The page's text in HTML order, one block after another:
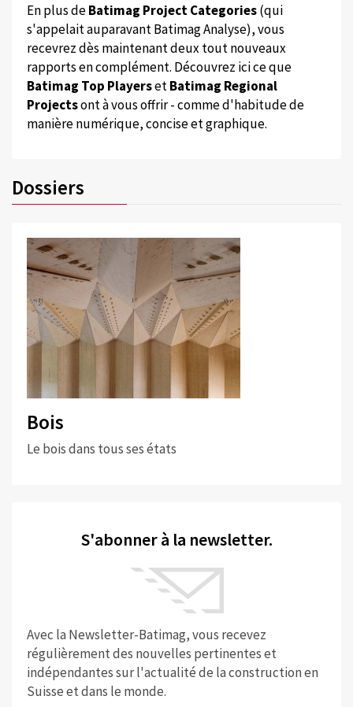
En plus deBatimag Project Categories(qui
s'appelait auparavant Batimag Analyse), vous
recevrez dès maintenant deux tout nouveaux
rapports en complément. Découvrez ici ce que
Batimag Top PlayersetBatimag Regional
Projectsont à vous offrir - comme d'habitude de
manière numérique, concise et graphique.
Dossiers
Bois
Le bois dans tous ses états
S'abonner à la newsletter.
Avec la Newsletter-Batimag, vous recevez
régulièrement des nouvelles pertinentes et
indépendantes sur l'actualité de la construction en
Suisse et dans le monde.